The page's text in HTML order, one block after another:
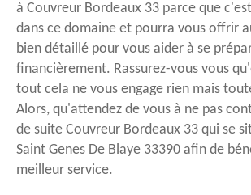
à Couvreur Bordeaux 33 parce que
dans ce domaine et pourra vous offrir
bien détaillé pour vous aider à se
financièrement. Rassurez-vous vous
tout cela ne vous engage rien mais
Alors, qu'attendez de vous à ne pas
de suite Couvreur Bordeaux 33 qui se
Saint Genes De Blaye 33390 afin de
meilleur service.